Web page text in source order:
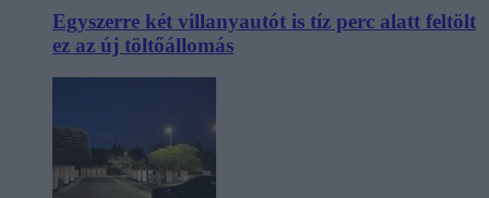
Egyszerre két villanyautót is tíz perc alatt feltölt
ez az új töltőállomás